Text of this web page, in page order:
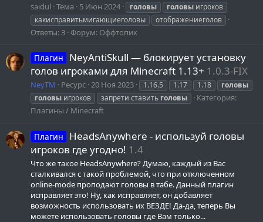
saidul Тема 5 Июн 2024 головы головы игроков
какисправитьмигающиеголовы
отображениеголов
Ответы: 3 Форум: Оффтопик
Плагин
NeyAntiSkull — блокирует установку
голов игроками для Minecraft 1.13+ 1.0.3-FIX
NeyTM Ресурс 20 Ноя 2023 1.16.5 1.17 1.18
головы
головы игроков запрети ставить головы
Категория:
Плагины / Minecraft
Плагин
HeadsAnywhere - используй головы
игроков где угодно! 1.4
Что же такое HeadsAnywhere? Думаю, каждый из Вас
сталкивался с такой проблемой, что при отключенном
online-mode проподают головы в табе. Данный плагин
исправляет это! Ну, как исправляет, он добавляет
возможность использовать их ВЕЗДЕ! Да-да, теперь Вы
можете использовать головы где Вам только...